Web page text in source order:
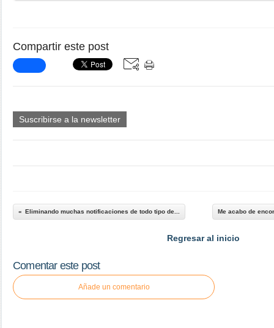
Compartir este post
Suscribirse a la newsletter
Eliminando muchas notificaciones de todo tipo de... Me acabo de
Regresar al inicio
Comentar este post
Añade un comentario